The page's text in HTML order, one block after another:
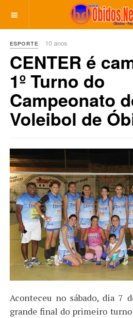
ESPORTE 10 anos
CENTER é
1º Turno do
Campeonato
Voleibol de
Aconteceu no sábado, dia 7
grande final do primeiro